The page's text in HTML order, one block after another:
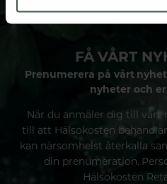
FÅ VÅRT
Prenumerera på vårt
nyheter och
När du anmäler dig till vårt
till att Hälsokosten
kan närsomhelst återkalla
din prenumeration.
Hälsokosten